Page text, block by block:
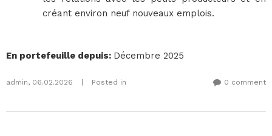
créant environ neuf nouveaux emplois.
En portefeuille depuis: Décembre 2025
admin, 06.02.2026 Posted in 0 comment